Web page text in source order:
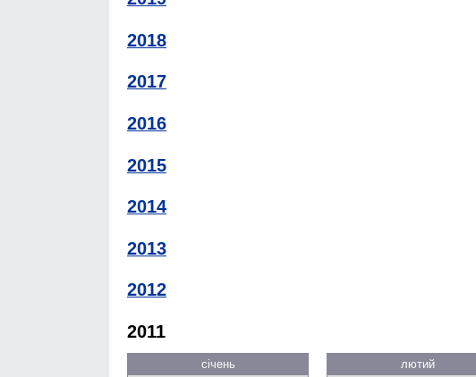
2018
2017
2016
2015
2014
2013
2012
2011
січень
лютий